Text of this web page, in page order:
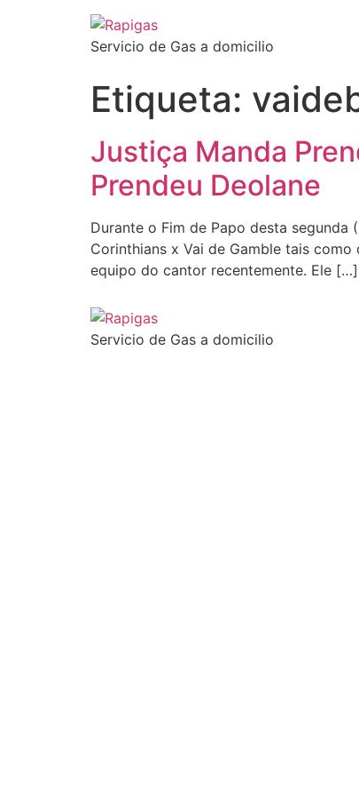
Servicio de Gas a domicilio
Etiqueta:
Justiça Manda
Prendeu Deolane
Durante o Fim de Papo desta
Corinthians x Vai de Gamble tais
equipo do cantor recentemente. Ele […]
Servicio de Gas a domicilio